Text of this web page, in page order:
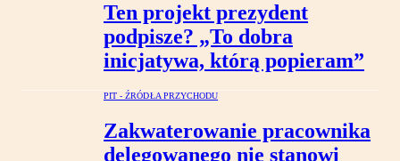
Ten projekt prezydent
podpisze? „To dobra
inicjatywa, którą popieram”
PIT - ŹRÓDŁA PRZYCHODU
Zakwaterowanie pracownika
delegowanego nie stanowi